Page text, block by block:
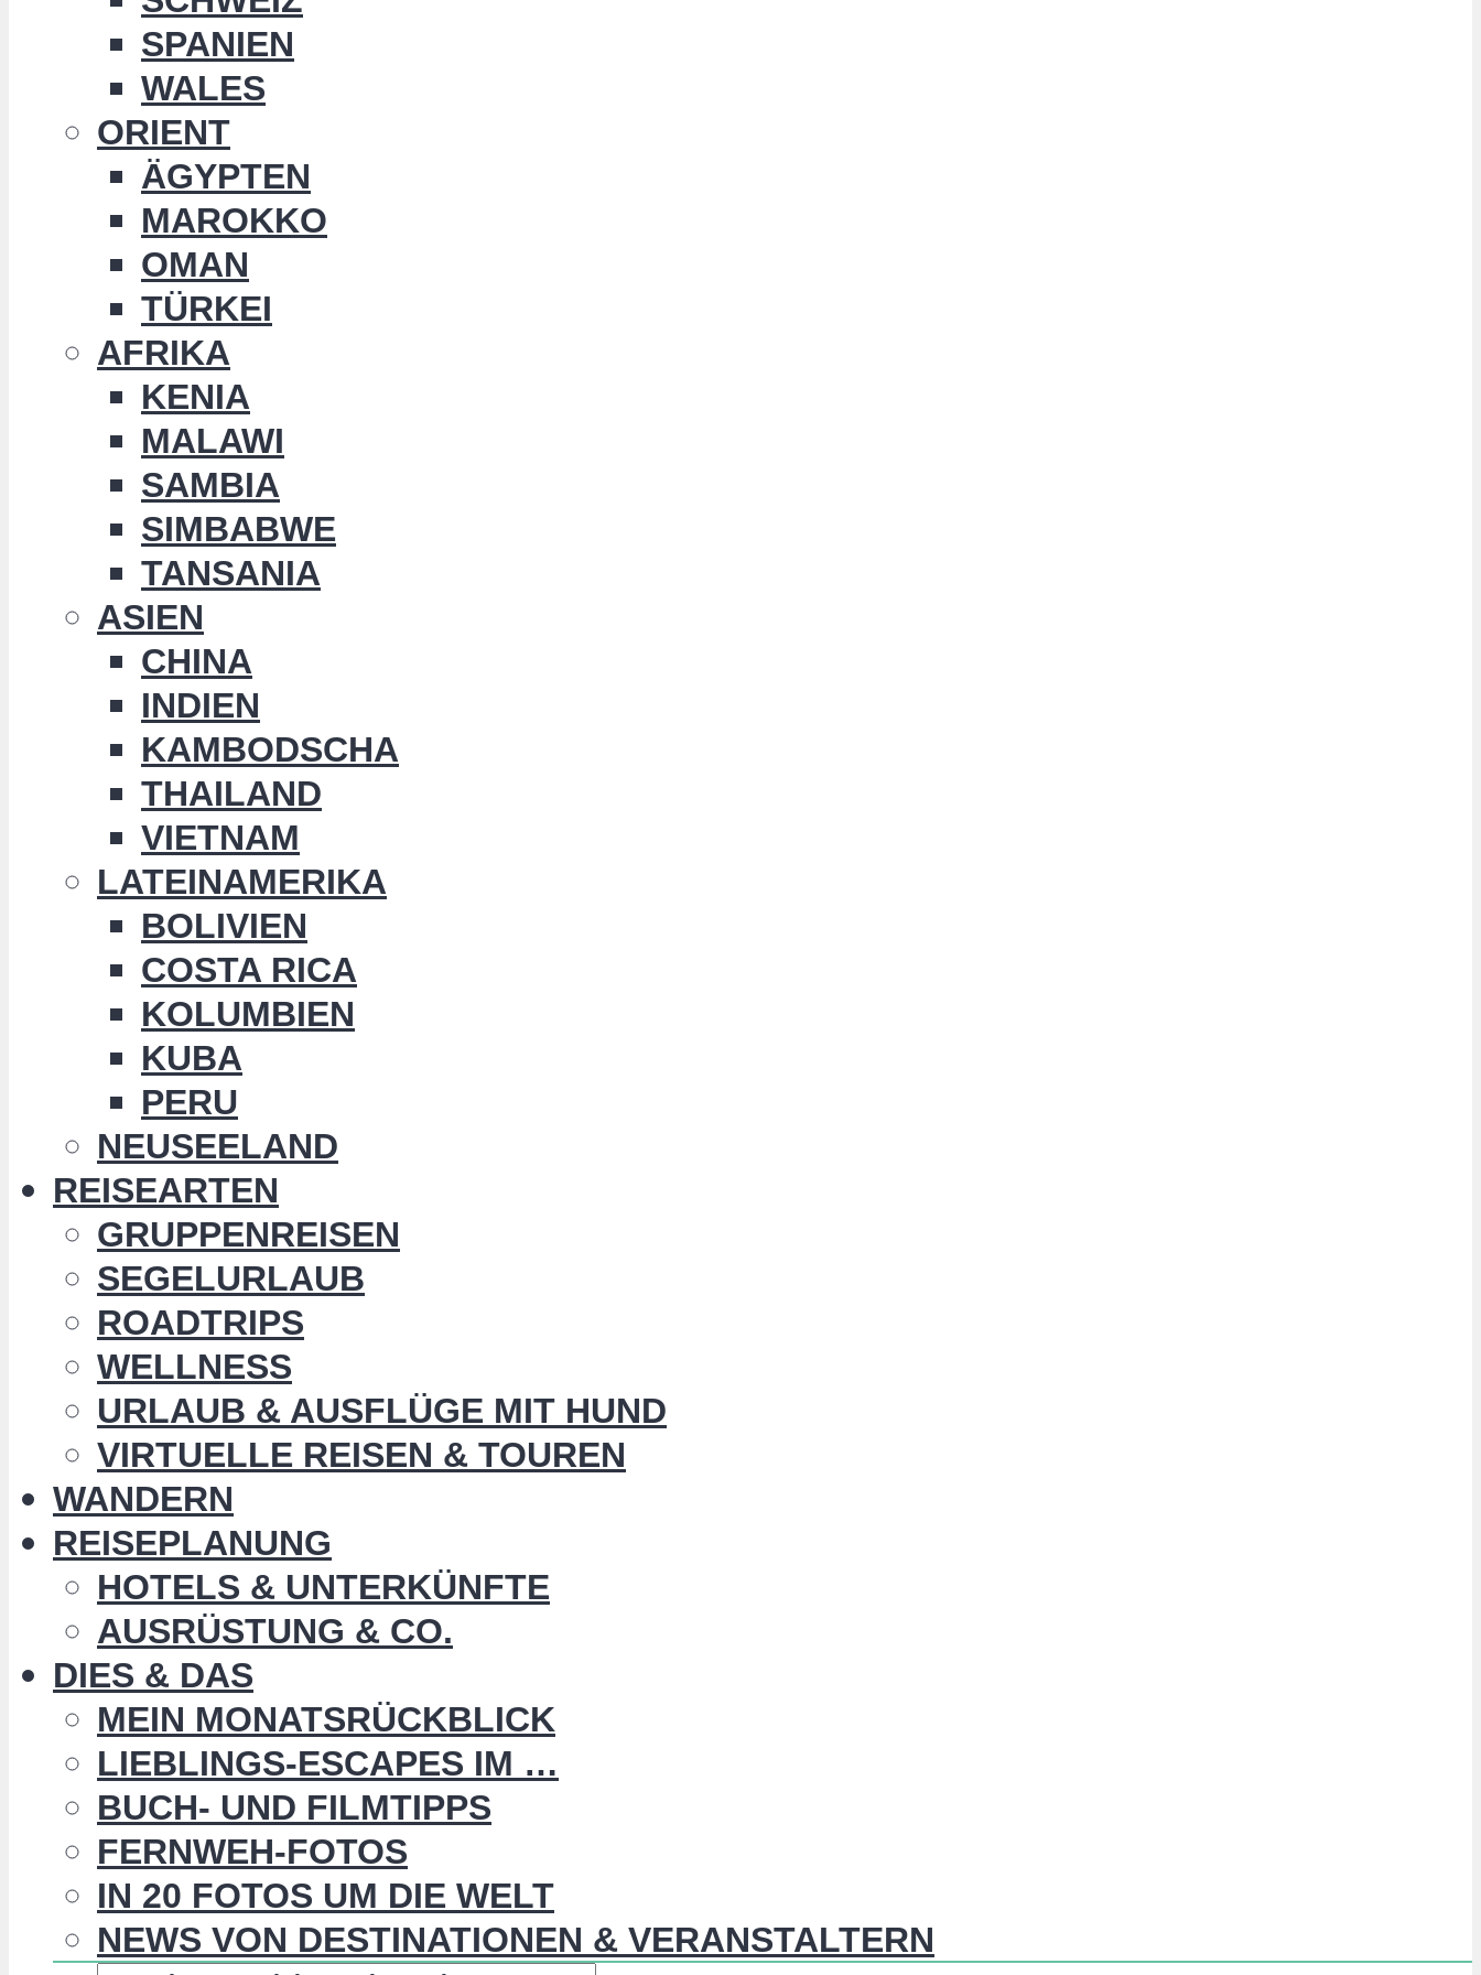
SPANIEN
WALES
ORIENT
ÄGYPTEN
MAROKKO
OMAN
TÜRKEI
AFRIKA
KENIA
MALAWI
SAMBIA
SIMBABWE
TANSANIA
ASIEN
CHINA
INDIEN
KAMBODSCHA
THAILAND
VIETNAM
LATEINAMERIKA
BOLIVIEN
COSTA RICA
KOLUMBIEN
KUBA
PERU
NEUSEELAND
REISEARTEN
GRUPPENREISEN
SEGELURLAUB
ROADTRIPS
WELLNESS
URLAUB & AUSFLÜGE MIT HUND
VIRTUELLE REISEN & TOUREN
WANDERN
REISEPLANUNG
HOTELS & UNTERKÜNFTE
AUSRÜSTUNG & CO.
DIES & DAS
MEIN MONATSRÜCKBLICK
LIEBLINGS-ESCAPES IM …
BUCH- UND FILMTIPPS
FERNWEH-FOTOS
IN 20 FOTOS UM DIE WELT
NEWS VON DESTINATIONEN & VERANSTALTERN